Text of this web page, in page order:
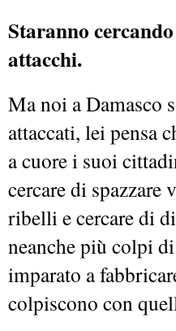
Staranno
attacchi.
Ma noi a Damasco
attaccati, lei pensa
a cuore i suoi
cercare di spazzare
ribelli e cercare di
neanche più colpi
imparato a
colpiscono con